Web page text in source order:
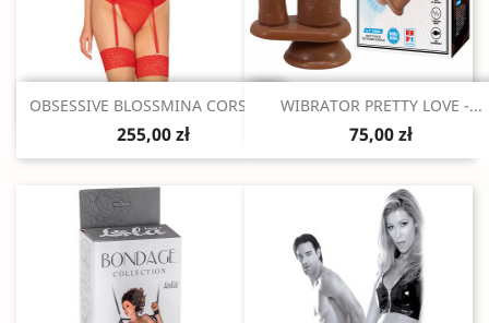
Szybki podgląd
OBSESSIVE BLOSSMINA CORSET...
255,00 zł
Szybki podgląd
WIBRATOR PRETTY LOVE -...
75,00 zł